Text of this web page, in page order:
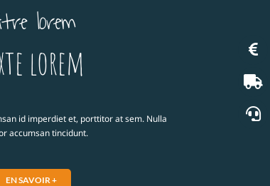
lorem
lorem
id imperdiet et, porttitor at sem. Nulla
accumsan tincidunt.
EN SAVOIR +